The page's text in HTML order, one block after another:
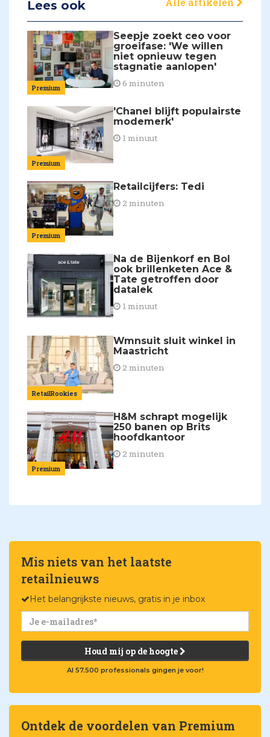
Lees ook
Premium
Seepje zoekt ceo voor
groeifase: 'We willen
niet opnieuw tegen
stagnatie aanlopen'
6 minuten
Premium
'Chanel blijft populairste
modemerk'
1 minuut
Premium
Retailcijfers: Tedi
2 minuten
Na de Bijenkorf en Bol
ook brillenketen Ace &
Tate getroffen door
datalek
1 minuut
RetailRookies
Wmnsuit sluit winkel in
Maastricht
2 minuten
Premium
H&M schrapt mogelijk
250 banen op Brits
hoofdkantoor
2 minuten
Mis niets van het laatste
retailnieuws
Het belangrijkste nieuws, gratis in je inbox
Houd mij op de hoogte
Al 57.500 professionals gingen je voor!
Ontdek de voordelen van Premium